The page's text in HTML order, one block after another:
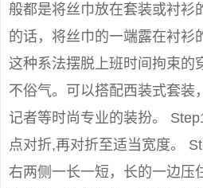
般都是将丝巾放在套装或衬衫
的话，将丝巾的一端露在衬衫
这种系法摆脱上班时间拘束的
不俗气。可以搭配西装式套装
记者等时尚专业的装扮。
点对折,再对折至适当宽度。
右两侧一长一短，长的一边压